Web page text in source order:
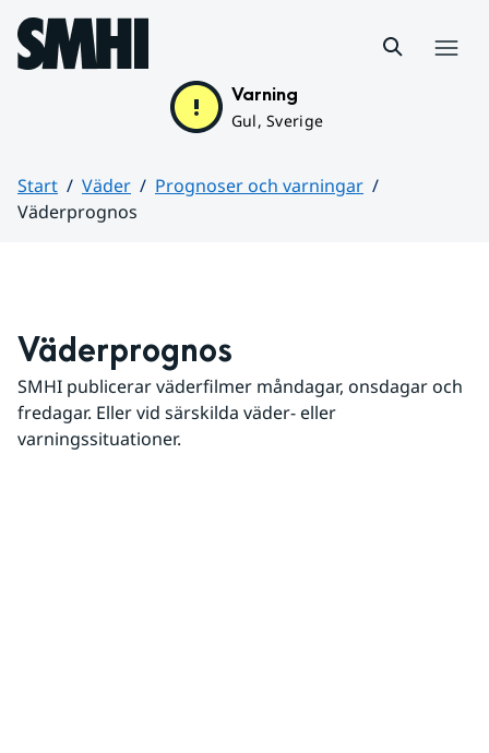
Hoppa till sidans innehåll
Varning
Gul, Sverige
Start Väder
Prognoser och varningar
Väderprognos
Väderprognos
SMHI publicerar väderfilmer måndagar, onsdagar och
fredagar. Eller vid särskilda väder- eller
varningssituationer.